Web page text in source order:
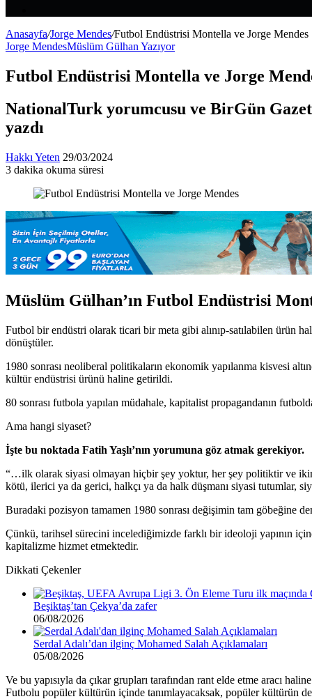
Anasayfa/Jorge Mendes/Futbol Endüstrisi Montella ve Jorge Mendes
Jorge MendesMüslüm Gülhan Yazıyor
Futbol Endüstrisi Montella ve Jorge
NationalTurk yorumcusu ve BirGün
yazdı
Hakkı Yeten Bir
e-
göndermek
29/03/2024
3 dakika okuma süresi
Müslüm Gülhan’ın Futbol Endüstrisi
Futbol bir endüstri olarak ticari bir meta gibi alınıp-satılabilen ürün
dönüştüler.
1980 sonrası neoliberal politikaların ekonomik yapılanma kisvesi
kültür endüstrisi ürünü haline getirildi.
80 sonrası futbola yapılan müdahale, kapitalist propagandanın
Ama hangi siyaset?
İşte bu noktada Fatih Yaşlı’nın yorumuna göz atmak gerekiyor.
“…ilk olarak siyasi olmayan hiçbir şey yoktur, her şey politiktir ve
kötü, ilerici ya da gerici, halkçı ya da halk düşmanı siyasi tutumlar,
Buradaki pozisyon tamamen 1980 sonrası değişimin tam göbeğine
Çünkü, tarihsel sürecini incelediğimizde farklı bir ideoloji yapının
kapitalizme hizmet etmektedir.
Dikkati Çekenler
Beşiktaş’tan Çekya’da zafer
06/08/2026
Serdal Adalı’dan ilginç Mohamed Salah Açıklamaları
05/08/2026
Ve bu yapısıyla da çıkar grupları tarafından rant elde etme aracı
Futbolu popüler kültürün içinde tanımlayacaksak, popüler kültürün